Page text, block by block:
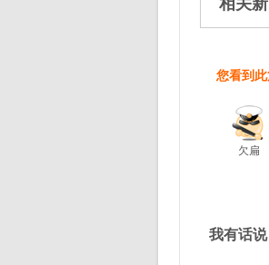
相关
您看到
欠扁
我有话说